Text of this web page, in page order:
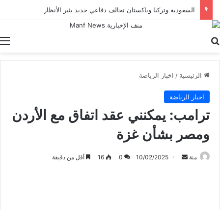
السعودية وتركيا وباكستان تحالف دفاعي جديد يثير الأنظار
الرئيسية / اخبار الرياضة
اخبار الرياضة
ترامب: يمكنني عقد اتفاق مع الأردن
ومصر بشأن غزة
منة
أرسل 10/02/2025
0
16 أقل من دقيقة